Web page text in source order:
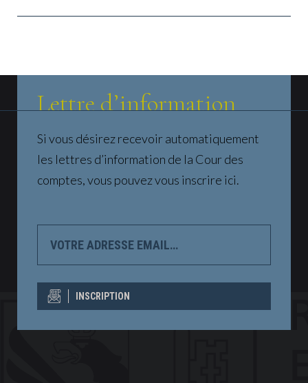
Lettre d’information
Si vous désirez recevoir automatiquement
les lettres d’information de la Cour des
comptes, vous pouvez vous inscrire ici.
ADRESSE
INSCRIPTION